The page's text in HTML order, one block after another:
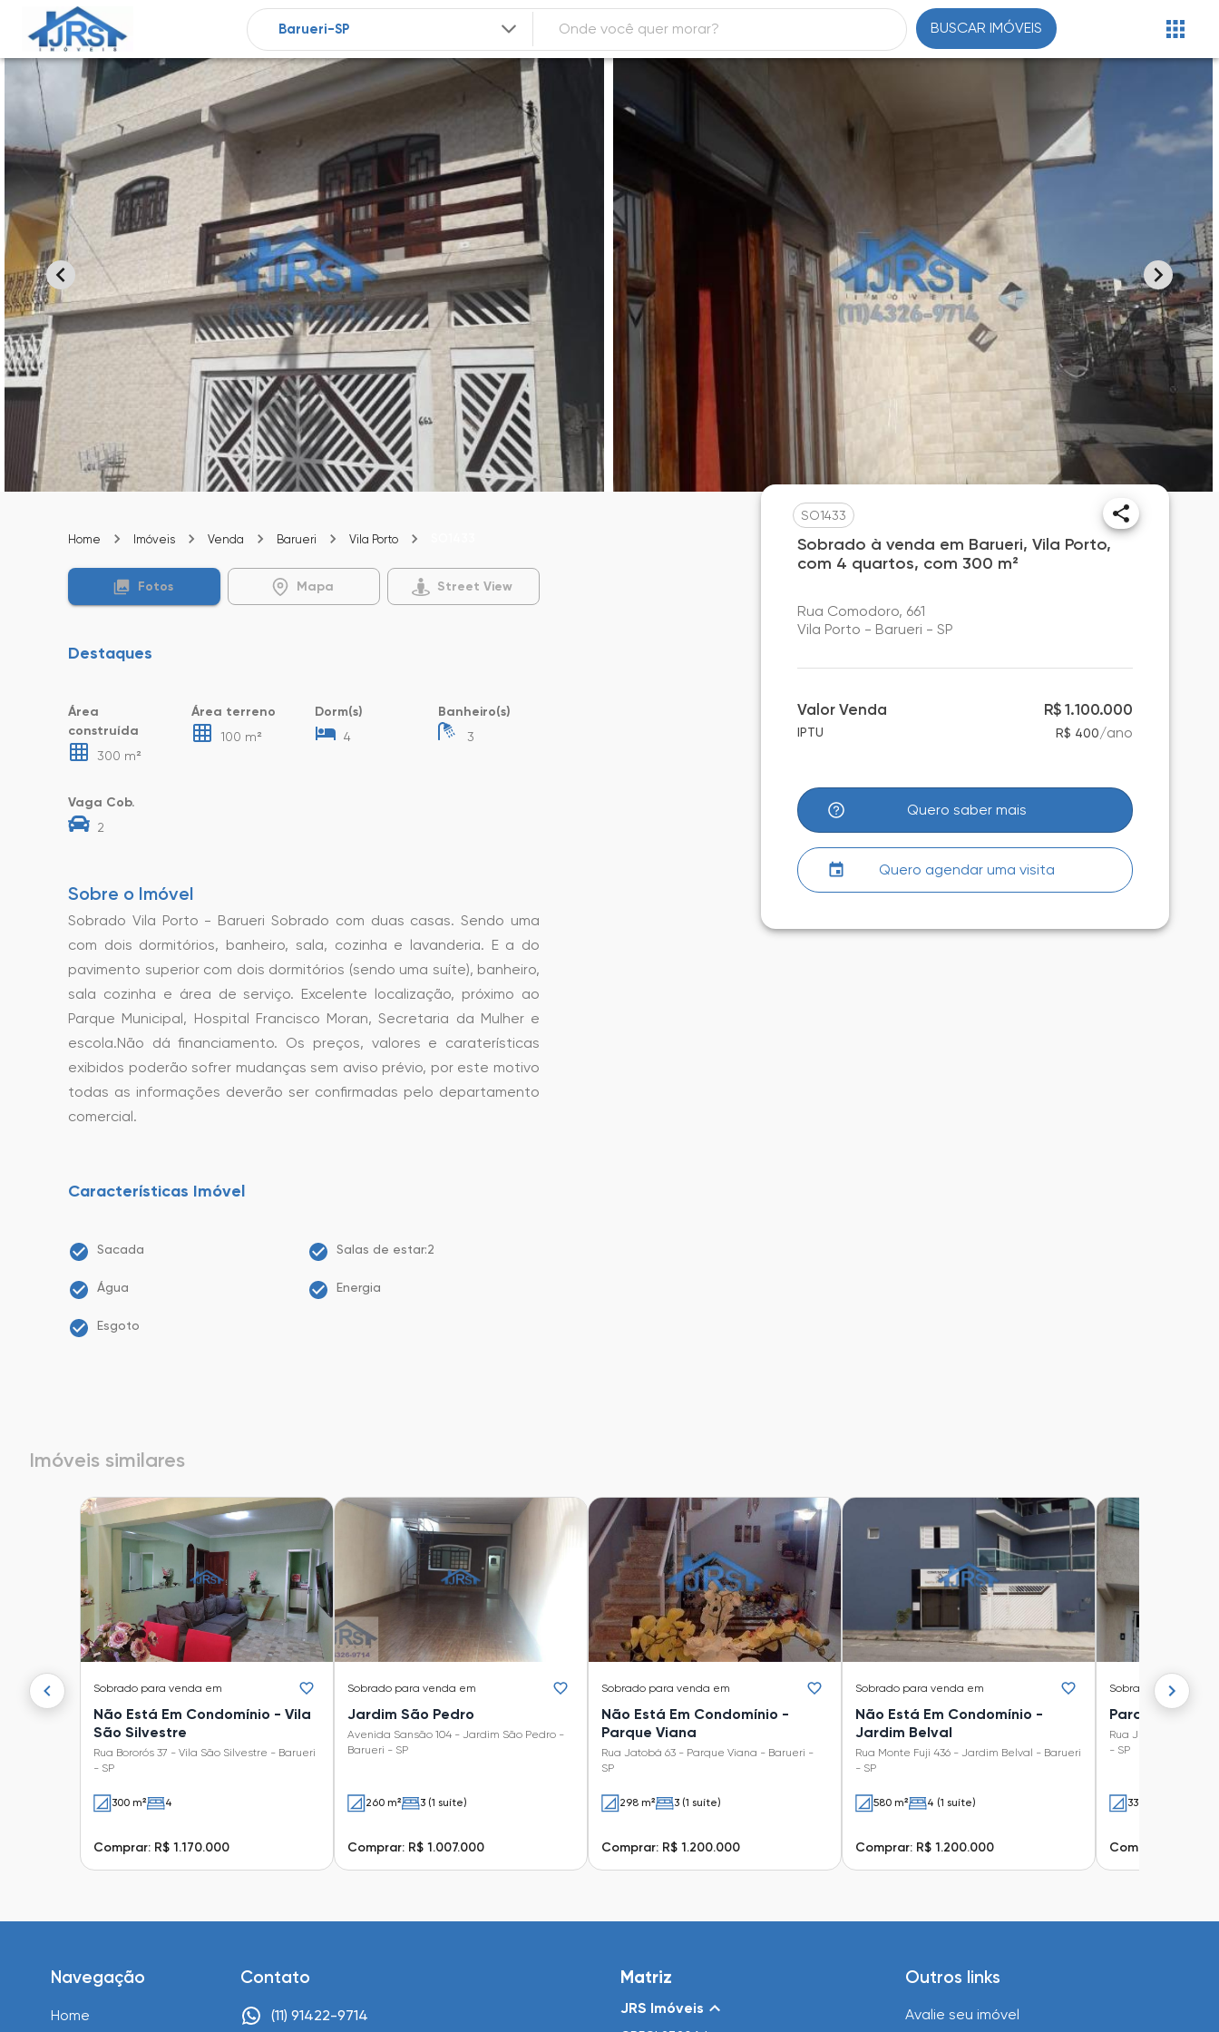
BUSCAR IMÓVEIS
Home Imóveis Venda Barueri Vila Porto
Fotos Mapa Street View
Destaques
Área
construída
300 m²
Área terreno
100 m²
Dorm(s)
4
Banheiro(s)
3
Vaga Cob.
2
Sobre o Imóvel
Sobrado Vila Porto - Barueri Sobrado com duas casas. Sendo uma
com dois dormitórios, banheiro, sala, cozinha e lavanderia. E a do
pavimento superior com dois dormitórios (sendo uma suíte), banheiro,
sala cozinha e área de serviço. Excelente localização, próximo ao
Parque Municipal, Hospital Francisco Moran, Secretaria da Mulher e
escola.Não dá financiamento. Os preços, valores e caraterísticas
exibidos poderão sofrer mudanças sem aviso prévio, por este motivo
todas as informações deverão ser confirmadas pelo departamento
comercial.
Características Imóvel
Sacada Salas de estar:2
Água Energia
Esgoto
SO1433
Sobrado à venda em Barueri, Vila Porto,
com 4 quartos, com 300 m²
Rua Comodoro, 661
Vila Porto - Barueri - SP
Valor Venda R$ 1.100.000
IPTU R$ 400/ano
Quero saber mais
Quero agendar uma visita
Imóveis similares
Sobrado para venda em
Não Está Em Condomínio - Vila
São Silvestre
Rua Bororós 37 - Vila São Silvestre - Barueri
- SP
300 m² 4
Comprar: R$ 1.170.000
Sobrado para venda em
Jardim São Pedro
Avenida Sansão 104 - Jardim São Pedro -
Barueri - SP
260 m² 3 (1 suíte)
Comprar: R$ 1.007.000
Sobrado para venda em
Não Está Em Condomínio -
Parque Viana
Rua Jatobá 63 - Parque Viana - Barueri -
SP
298 m² 3 (1 suíte)
Comprar: R$ 1.200.000
Sobrado para venda em
Não Está Em Condomínio -
Jardim Belval
Rua Monte Fuji 436 - Jardim Belval - Barueri
- SP
580 m² 4 (1 suíte)
Comprar: R$ 1.200.000
Sobrado para
Parque Viana
Rua Jequitibá 300 -
- SP
330 m²
Comprar: R$
Navegação
Home
Contato
(11) 91422-9714
Matriz
JRS Imóveis
Outros links
Avalie seu imóvel